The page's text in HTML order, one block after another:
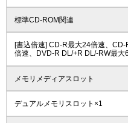
標準CD-ROM関連
[書込倍速] CD-R最大24倍速、
倍速、DVD-R DL/+R DL/-RW最
メモリメディアスロット
デュアルメモリスロット×1